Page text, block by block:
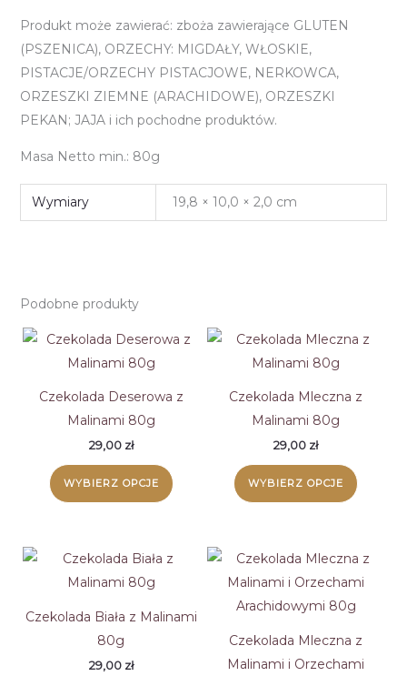
Produkt może zawierać: zboża zawierające GLUTEN
(PSZENICA), ORZECHY: MIGDAŁY, WŁOSKIE,
PISTACJE/ORZECHY PISTACJOWE, NERKOWCA,
ORZESZKI ZIEMNE (ARACHIDOWE), ORZESZKI
PEKAN; JAJA i ich pochodne produktów.
Masa Netto min.: 80g
Wymiary 19,8 × 10,0 × 2,0 cm
Podobne produkty
Czekolada Deserowa z
Malinami 80g
29,00 zł
WYBIERZ OPCJE
produkt
wariantów.
można
Czekolada Mleczna z
Malinami 80g
29,00 zł
WYBIERZ OPCJE
Opcje
wybrać
na
Czekolada Biała z Malinami
80g
29,00 zł
Czekolada Mleczna z
Malinami i Orzechami